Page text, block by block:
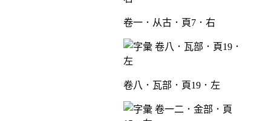
卷一．从古．頁7．右
卷八．瓦部．頁19．左